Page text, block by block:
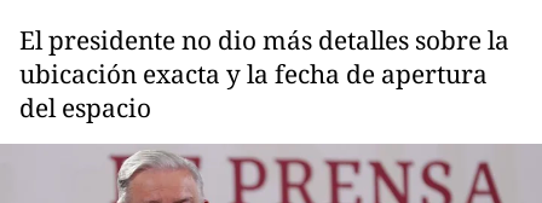
El presidente no dio más detalles sobre la
ubicación exacta y la fecha de apertura
del espacio